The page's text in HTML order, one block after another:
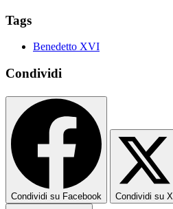
Tags
Benedetto XVI
Condividi
Condividi su Facebook Condividi su X